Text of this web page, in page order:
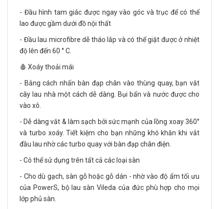
- Đầu hình tam giác được ngay vào góc và trục để có thể
lao được gầm dưới đồ nội thất
- Đầu lau microfibre dễ tháo lắp và có thể giặt được ở nhiệt
độ lên đến 60 ° C.
🩸 Xoáy thoải mái
- Bằng cách nhấn bàn đạp chân vào thùng quay, bạn vắt
cây lau nhà một cách dễ dàng. Bụi bẩn và nước được cho
vào xô.
- Dễ dàng vắt & làm sạch bởi sức mạnh của lồng xoay 360°
và turbo xoáy. Tiết kiệm cho bạn những khó khăn khi vắt
đầu lau nhờ các turbo quay với bàn đạp chân điện.
- Có thể sử dụng trên tất cả các loại sàn
- Cho dù gạch, sàn gỗ hoặc gỗ dán - nhờ vào độ ẩm tối ưu
của PowerS, bộ lau sàn Vileda của đức phù hợp cho mọi
lớp phủ sàn.